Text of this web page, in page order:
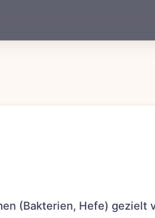
(Bakterien, Hefe) gezielt